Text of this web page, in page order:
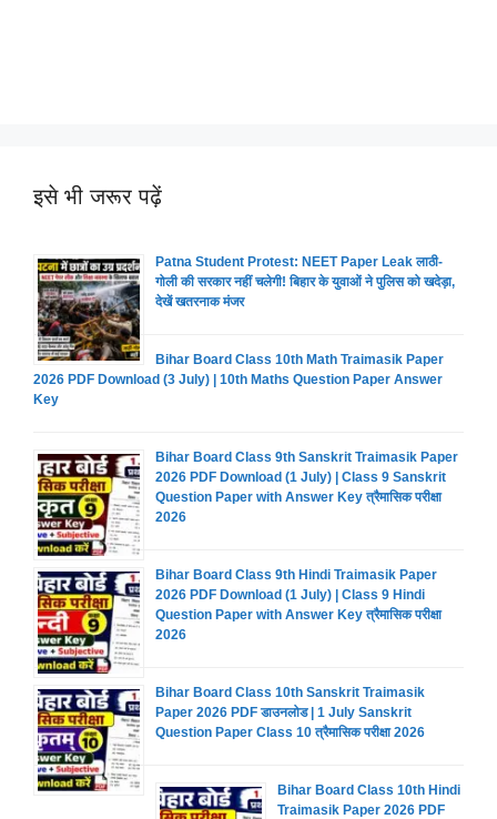
इसे भी जरूर पढ़ें
Patna Student Protest: NEET Paper Leak लाठी-
गोली की सरकार नहीं चलेगी! बिहार के युवाओं ने पुलिस को खदेड़ा,
देखें खतरनाक मंजर
Bihar Board Class 10th Math Traimasik Paper
2026 PDF Download (3 July) | 10th Maths Question Paper Answer
Key
Bihar Board Class 9th Sanskrit Traimasik Paper
2026 PDF Download (1 July) | Class 9 Sanskrit
Question Paper with Answer Key त्रैमासिक परीक्षा
2026
Bihar Board Class 9th Hindi Traimasik Paper
2026 PDF Download (1 July) | Class 9 Hindi
Question Paper with Answer Key त्रैमासिक परीक्षा
2026
Bihar Board Class 10th Sanskrit Traimasik
Paper 2026 PDF डाउनलोड | 1 July Sanskrit
Question Paper Class 10 त्रैमासिक परीक्षा 2026
Bihar Board Class 10th Hindi
Traimasik Paper 2026 PDF